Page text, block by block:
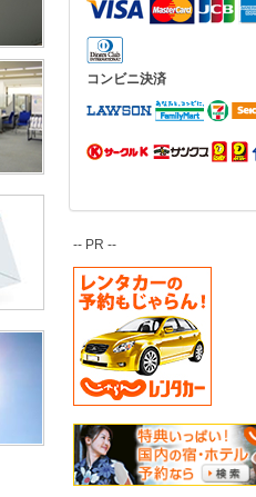
コンビニ決済
-- PR --